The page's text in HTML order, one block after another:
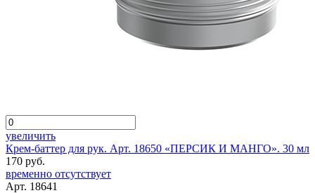
увеличить
Крем-баттер для рук. Арт. 18650 «ПЕРСИК И МАНГО». 30 мл
170 руб.
временно отсутствует
Арт. 18641